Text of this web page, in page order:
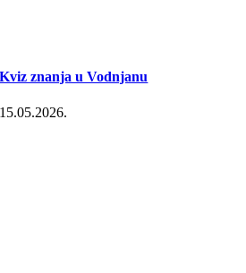
Kviz znanja u Vodnjanu
15.05.2026.